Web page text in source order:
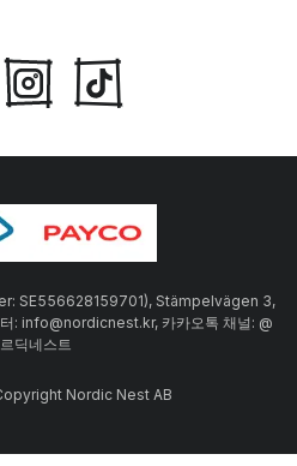
SE556628159701), Stämpelvägen 3,
: info@nordicnest.kr, 카카오톡 채널: @
딕네스트
Nordic Nest AB